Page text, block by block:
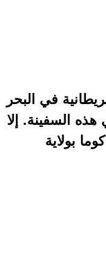
في البحر
السفينة. إلا
بولاية